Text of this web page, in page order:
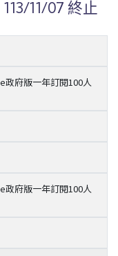
11/07 終止
府版一年訂閱100人
府版一年訂閱100人